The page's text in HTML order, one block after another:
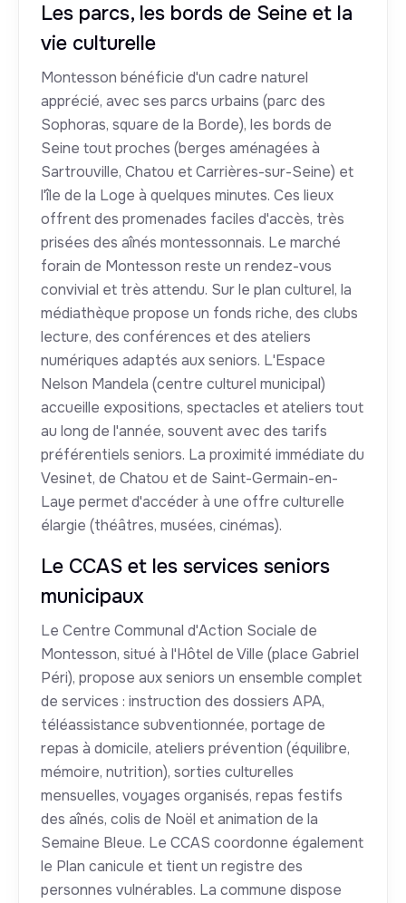
Les parcs, les bords de Seine et la
vie culturelle
Montesson bénéficie d'un cadre naturel
apprécié, avec ses parcs urbains (parc des
Sophoras, square de la Borde), les bords de
Seine tout proches (berges aménagées à
Sartrouville, Chatou et Carrières-sur-Seine) et
l'île de la Loge à quelques minutes. Ces lieux
offrent des promenades faciles d'accès, très
prisées des aînés montessonnais. Le marché
forain de Montesson reste un rendez-vous
convivial et très attendu. Sur le plan culturel, la
médiathèque propose un fonds riche, des clubs
lecture, des conférences et des ateliers
numériques adaptés aux seniors. L'Espace
Nelson Mandela (centre culturel municipal)
accueille expositions, spectacles et ateliers tout
au long de l'année, souvent avec des tarifs
préférentiels seniors. La proximité immédiate du
Vesinet, de Chatou et de Saint-Germain-en-
Laye permet d'accéder à une offre culturelle
élargie (théâtres, musées, cinémas).
Le CCAS et les services seniors
municipaux
Le Centre Communal d'Action Sociale de
Montesson, situé à l'Hôtel de Ville (place Gabriel
Péri), propose aux seniors un ensemble complet
de services : instruction des dossiers APA,
téléassistance subventionnée, portage de
repas à domicile, ateliers prévention (équilibre,
mémoire, nutrition), sorties culturelles
mensuelles, voyages organisés, repas festifs
des aînés, colis de Noël et animation de la
Semaine Bleue. Le CCAS coordonne également
le Plan canicule et tient un registre des
personnes vulnérables. La commune dispose